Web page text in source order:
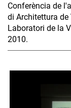
Conferència de
di Architettura de
Laboratori de la
2010.